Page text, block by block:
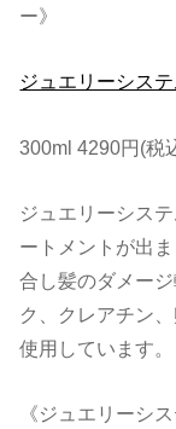
ー》
ジュエリーシス
300ml 4290円(税
ジュエリーシス
ートメントが出
合し髪のダメー
ク、クレアチン
使用しています。
《ジュエリーシ